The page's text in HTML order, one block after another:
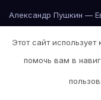
Александр Пушкин —
Александр Пушкин —
Александр Пушкин —
Александр Пушкин —
Этот сайт
помочь вам в